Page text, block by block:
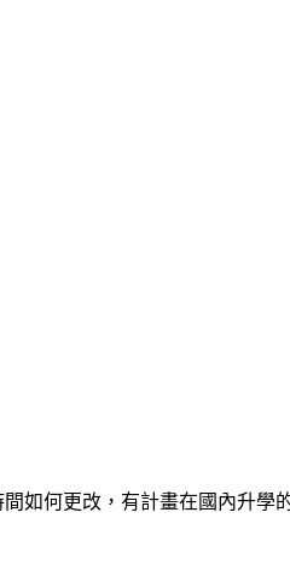
如何更改，有計畫在國內升學